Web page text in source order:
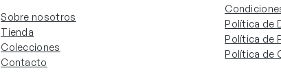
Sobre nosotros
Tienda
Colecciones
Contacto
Política de
Política de
Política de